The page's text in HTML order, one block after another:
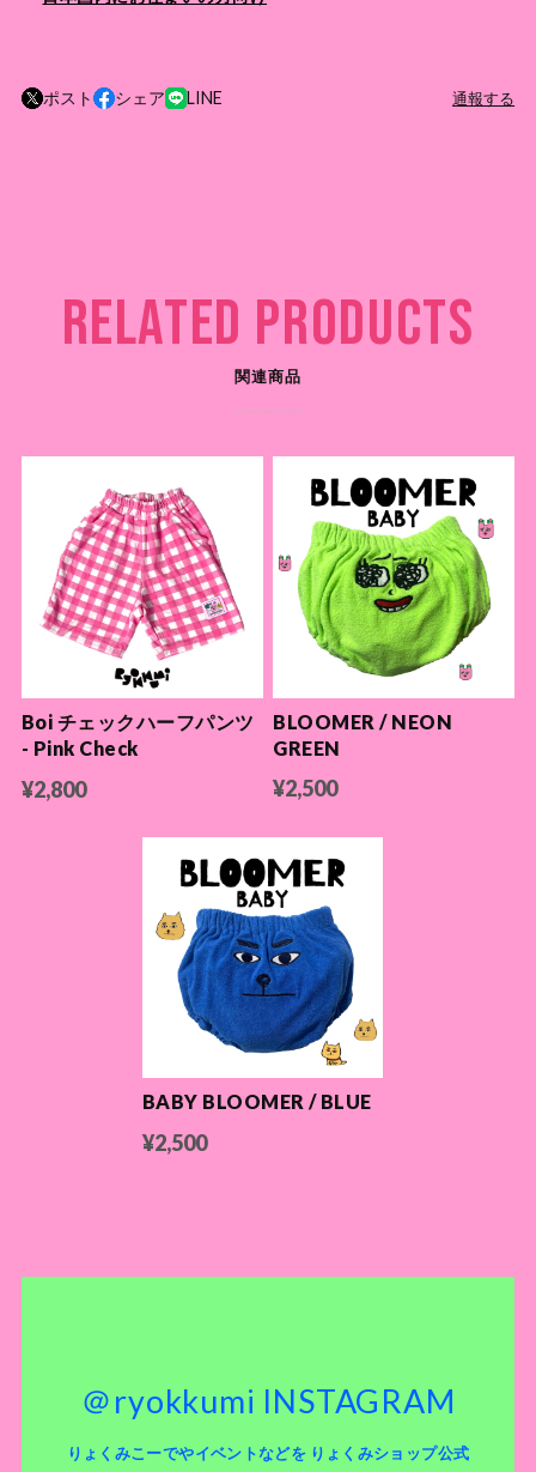
ポスト シェア LINE 通報する
RELATED PRODUCTS
関連商品
Boi チェックハーフパンツ
- Pink Check
¥2,800
BLOOMER / NEON
GREEN
¥2,500
BABY BLOOMER / BLUE
¥2,500
＠ryokkumi INSTAGRAM
りょくみこーでやイベントなどを りょくみショップ公式